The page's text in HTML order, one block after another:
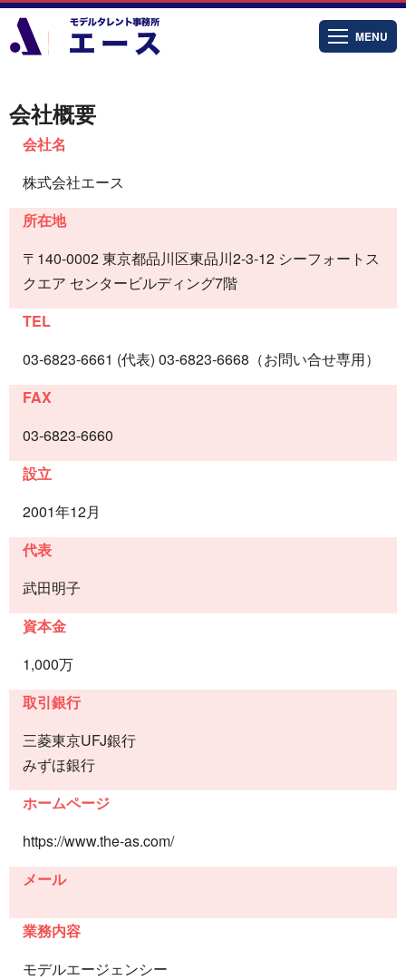
MENU
会社概要
会社名
株式会社エース
所在地
〒140-0002 東京都品川区東品川2-3-12 シーフォートス
クエア センタービルディング7階
TEL
03-6823-6661 (代表) 03-6823-6668（お問い合せ専用）
FAX
03-6823-6660
設立
2001年12月
代表
武田明子
資本金
1,000万
取引銀行
三菱東京UFJ銀行
みずほ銀行
ホームページ
https://www.the-as.com/
メール
業務内容
モデルエージェンシー